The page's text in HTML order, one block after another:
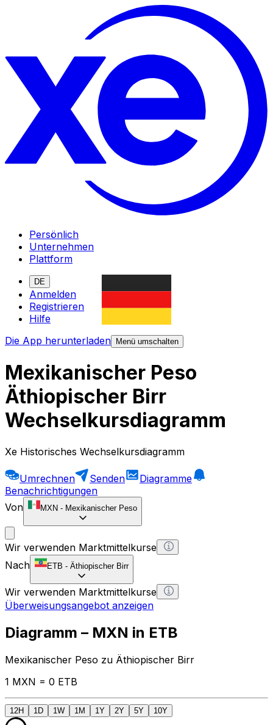
Persönlich
Unternehmen
Plattform
DE
Anmelden
Registrieren
Hilfe
Die App herunterladen
Menü umschalten
Mexikanischer Peso
Äthiopischer Birr
Wechselkursdiagramm
Xe Historisches Wechselkursdiagramm
Umrechnen Senden
Diagramme
Benachrichtigungen
Von
MXN - Mexikanischer Peso
Wir verwenden Marktmittelkurse
Nach
ETB - Äthiopischer Birr
Wir verwenden Marktmittelkurse
Überweisungsangebot anzeigen
Diagramm – MXN in ETB
Mexikanischer Peso zu Äthiopischer Birr
1 MXN = 0 ETB
12H 1D 1W 1M 1Y 2Y 5Y 10Y